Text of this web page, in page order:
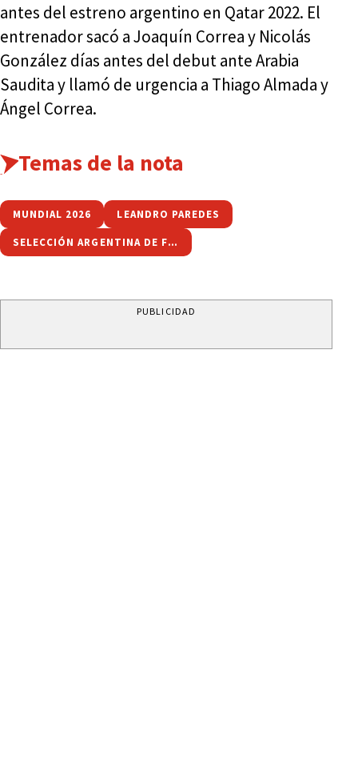
antes del estreno argentino en Qatar 2022. El
entrenador sacó a Joaquín Correa y Nicolás
González días antes del debut ante Arabia
Saudita y llamó de urgencia a Thiago Almada y
Ángel Correa.
Temas de la nota
MUNDIAL 2026 LEANDRO PAREDES
SELECCIÓN ARGENTINA DE FÚTBOL
PUBLICIDAD